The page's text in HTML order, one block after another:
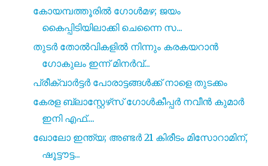
കോയമ്പത്തൂരിൽ ഗോൾമഴ; ജയം
കൈപ്പിടിയിലാക്കി ചെന്നൈ സ...
തുടർ തോൽവികളിൽ നിന്നും കരകയറാൻ
ഗോകുലം ഇന്ന് മിനർവ്...
പ്രീക്വാർട്ടർ പോരാട്ടങ്ങൾക്ക് നാളെ തുടക്കം
കേരള ബ്ലാസ്റ്റേഴ്‌സ് ഗോൾകീപ്പർ നവീൻ കുമാർ
ഇനി എഫ്....
ഖോലോ ഇന്ത്യ; അണ്ടർ 21 കിരീടം മിസോറാമിന്,
ഷൂട്ടൗട്ട...